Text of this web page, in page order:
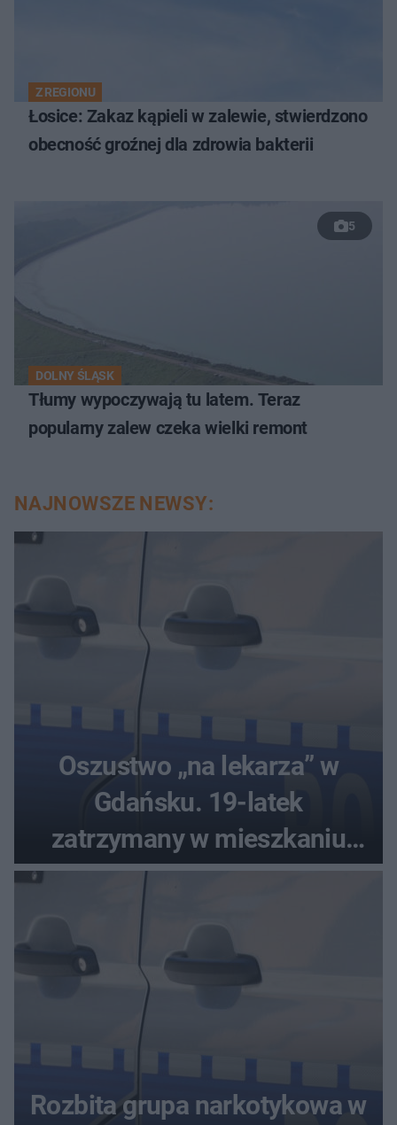
Z REGIONU
Łosice: Zakaz kąpieli w zalewie, stwierdzono
obecność groźnej dla zdrowia bakterii
5
DOLNY ŚLĄSK
Tłumy wypoczywają tu latem. Teraz
popularny zalew czeka wielki remont
NAJNOWSZE NEWSY:
Oszustwo „na lekarza” w
Gdańsku. 19-latek
zatrzymany w mieszkaniu
seniora
Rozbita grupa narkotykowa w